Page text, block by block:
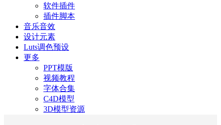
软件插件
插件脚本
音乐音效
设计元素
Luts调色预设
更多
PPT模版
视频教程
字体合集
C4D模型
3D模型资源